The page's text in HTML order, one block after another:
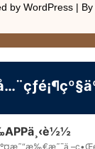
by WordPress | By